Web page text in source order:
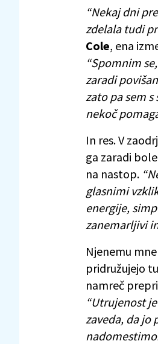
“Nekaj dni
zdelala tudi
Cole, ena
“Spomnim
zaradi
zato pa sem
nekoč
In res. V
ga zaradi
na nastop.
glasnimi
energije,
zanemarljivi
Njenemu
pridružujejo
namreč
“Utrujenost
zaveda, da jo